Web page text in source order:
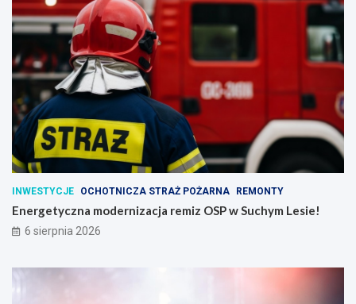
INWESTYCJE OCHOTNICZA STRAŻ POŻARNA REMONTY
Energetyczna modernizacja remiz OSP w Suchym Lesie!
6 sierpnia 2026